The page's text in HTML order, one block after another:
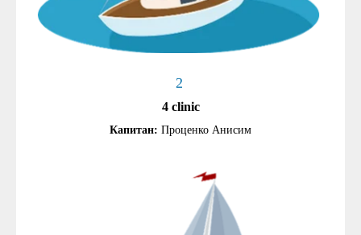
2
4 clinic
Капитан: Проценко Анисим